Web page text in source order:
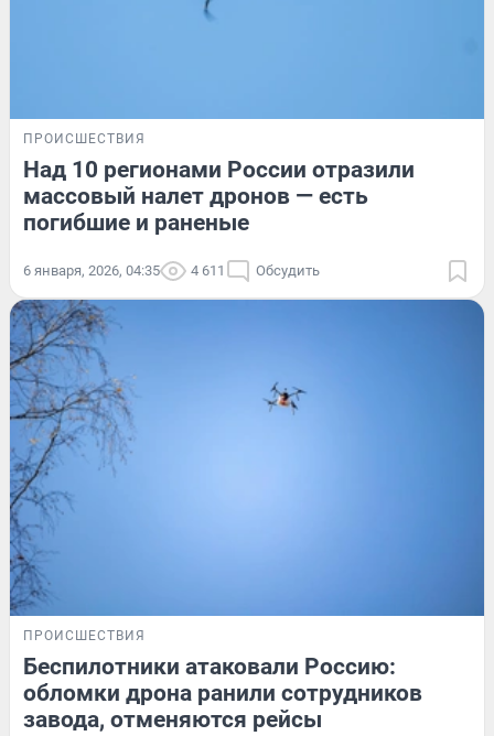
ПРОИСШЕСТВИЯ
Над 10 регионами России отразили
массовый налет дронов — есть
погибшие и раненые
6 января, 2026, 04:35 4 611 Обсудить
ПРОИСШЕСТВИЯ
Беспилотники атаковали Россию:
обломки дрона ранили сотрудников
завода, отменяются рейсы